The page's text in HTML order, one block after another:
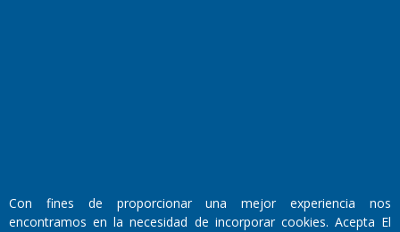
Walter René Goñi
Con fines de proporcionar una mejor experiencia nos
encontramos en la necesidad de incorporar cookies. Acepta El